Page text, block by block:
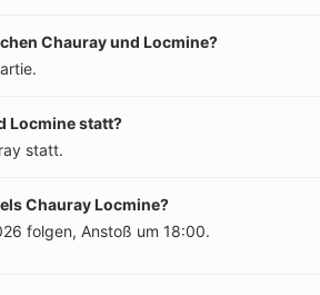
Chauray und Locmine?
Locmine statt?
statt.
Chauray Locmine?
folgen, Anstoß um 18:00.